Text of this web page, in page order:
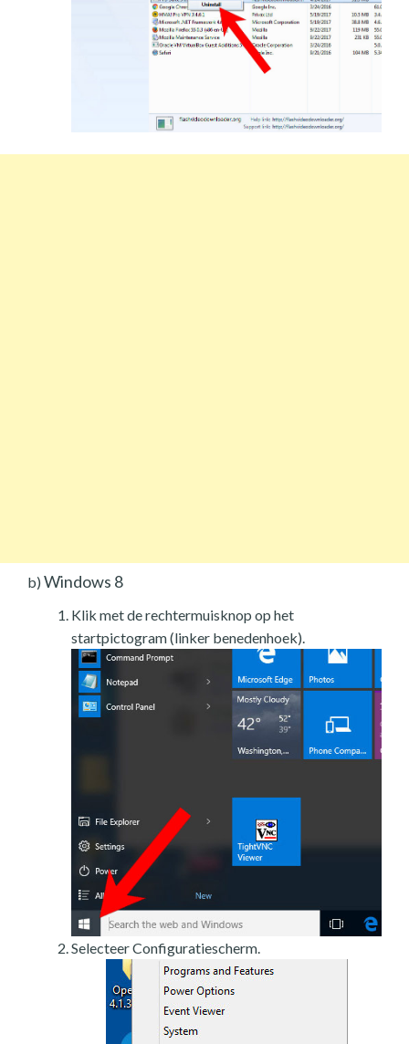
b) Windows 8
Klik met de rechtermuisknop op het
startpictogram (linker benedenhoek).
Selecteer Configuratiescherm.